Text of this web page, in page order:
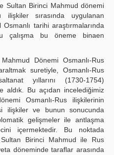
Sultan Birinci Mahmud dönemi
sırasında uygulanan
tarihi araştırmalarında
çalışma bu öneme binaen
Dönemi Osmanlı-Rus
suretiyle, Osmanlı-Rus
yıllarını (1730-1754)
aldık. Bu açıdan incelediğimiz
Osmanlı-Rus ilişkilerinin
ilişkiler ve bunun sonucunda
gelişmeler ile antlaşma
içermektedir. Bu noktada
Sultan Birinci Mahmud ile Rus
döneminde taraflar arasında